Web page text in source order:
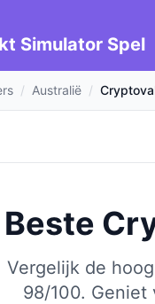
Simulator Spel
/ Australië /
Beste
Vergelijk de
98/100. Geniet